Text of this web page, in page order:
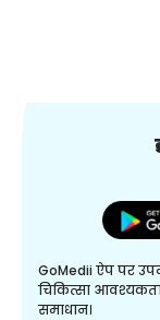
GoMedii ऐप पर
चिकित्सा
समाधान।